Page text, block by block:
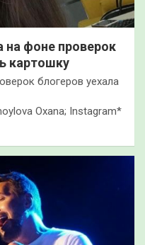
на фоне проверок
картошку
блогеров уехала
Oxana; Instagram*